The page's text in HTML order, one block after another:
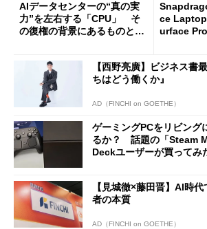
AIデータセンターの“真の実
力”を左右する「CPU」 そ
の復権の背景にあるものと
ce Laptop
urface
た
【西野亮廣】ビジネス
ちはどう働くか』
AD（FINCHI on GOETHE）
ゲーミングPCをリビング
るか？ 話題の「Steam
Deckユーザーが買ってみ
【見城徹×藤田晋】AI時
者の本質
AD（FINCHI on GOETHE）